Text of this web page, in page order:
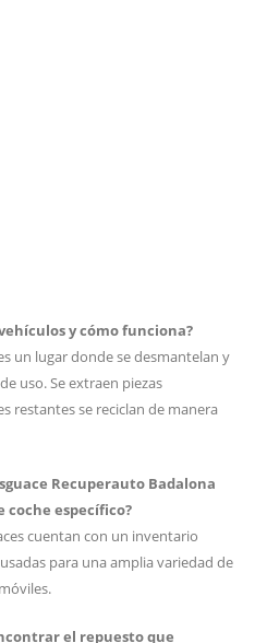
y cómo funciona?
un lugar donde se desmantelan y
uso. Se extraen piezas
restantes se reciclan de manera
Recuperauto Badalona
coche específico?
cuentan con un inventario
para una amplia variedad de
el repuesto que